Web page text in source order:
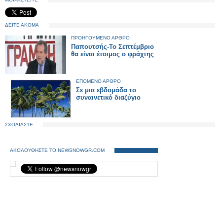
ΔΕΙΤΕ ΑΚΟΜΑ
ΠΡΟΗΓΟΥΜΕΝΟ ΑΡΘΡΟ
Παπουτσής-Το Σεπτέμβριο
θα είναι έτοιμος ο φράχτης
ΕΠΟΜΕΝΟ ΑΡΘΡΟ
Σε μια εβδομάδα το
συναινετικό διαζύγιο
ΣΧΟΛΙΑΣΤΕ
ΑΚΟΛΟΥΘΗΣΤΕ ΤΟ NEWSNOWGR.COM